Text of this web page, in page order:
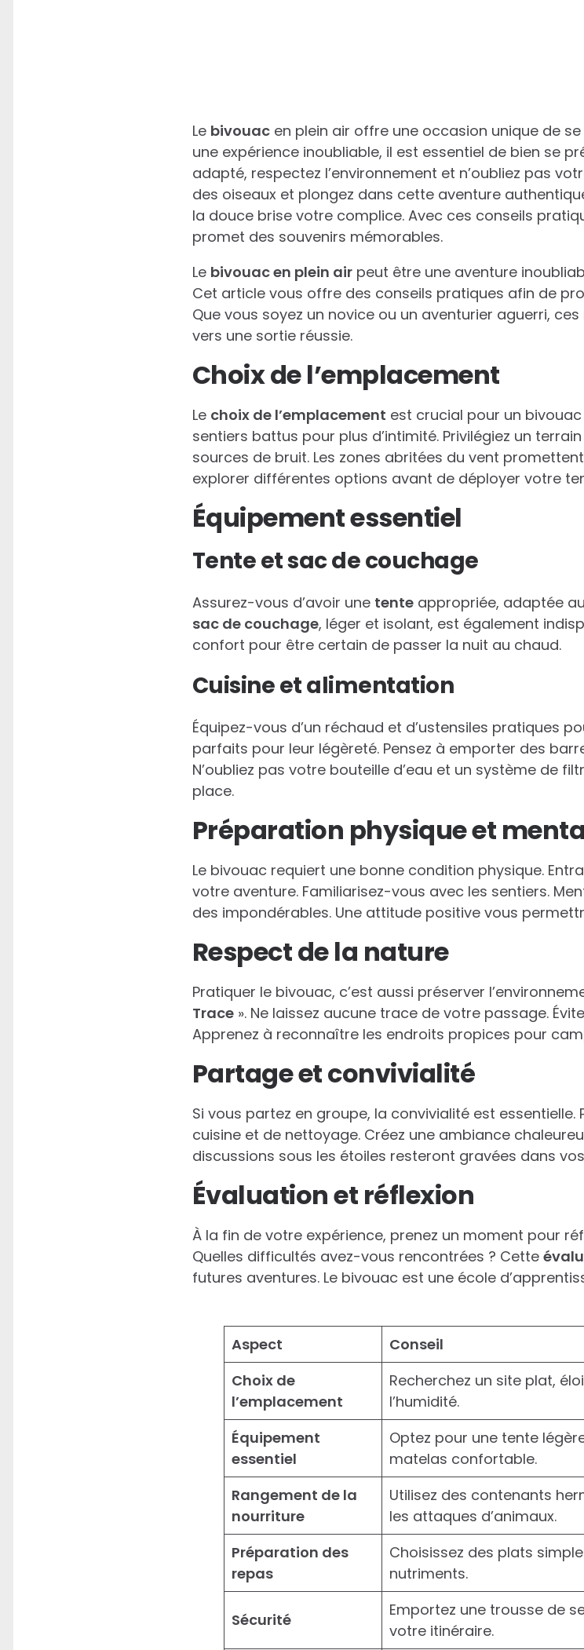
Le bivouacen plein air offre une occasion unique de
une expérience inoubliable, il est essentiel de bien se
adapté, respectez l’environnement et n’oubliez pas
des oiseaux et plongez dans cette aventure
la douce brise votre complice. Avec ces conseils
promet des souvenirs mémorables.
Le bivouac en plein airpeut être une aventure
Cet article vous offre des conseils pratiques afin de
Que vous soyez un novice ou un aventurier aguerri,
vers une sortie réussie.
Choix de l’emplacement
Le choix de l’emplacement est crucial pour un
sentiers battus pour plus d’intimité. Privilégiez un
sources de bruit. Les zones abritées du vent
explorer différentes options avant de déployer votre
Équipement essentiel
Tente et sac de couchage
Assurez-vous d’avoir une tenteappropriée, adaptée
sac de couchage, léger et isolant, est également
confort pour être certain de passer la nuit au chaud.
Cuisine et alimentation
Équipez-vous d’un réchaud et d’ustensiles pratiques
parfaits pour leur légèreté. Pensez à emporter des
N’oubliez pas votre bouteille d’eau et un système de
place.
Préparation physique et
Le bivouac requiert une bonne condition physique.
votre aventure. Familiarisez-vous avec les sentiers.
des impondérables. Une attitude positive vous
Respect de la nature
Pratiquer le bivouac, c’est aussi préserver
Trace». Ne laissez aucune trace de votre passage.
Apprenez à reconnaître les endroits propices pour
Partage et convivialité
Si vous partez en groupe, la convivialité est
cuisine et de nettoyage. Créez une ambiance
discussions sous les étoiles resteront gravées dans
Évaluation et réflexion
À la fin de votre expérience, prenez un moment pour
Quelles difficultés avez-vous rencontrées ? Cette
futures aventures. Le bivouac est une école
Aspect
Conseil
Choix de
l’emplacement
Recherchez un site plat,
l’humidité.
Équipement
essentiel
Optez pour une tente
matelas confortable.
Rangement de la
nourriture
Utilisez des contenants
les attaques d’animaux.
Préparation des
repas
Choisissez des plats
nutriments.
Sécurité
Emportez une trousse de
votre itinéraire.